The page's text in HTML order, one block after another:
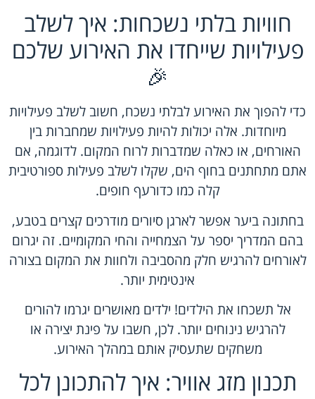
חוויות בלתי נשכחות: איך לשלב
פעילויות שייחדו את האירוע שלכם
🎉
כדי להפוך את האירוע לבלתי נשכח, חשוב לשלב פעילויות
מיוחדות. אלה יכולות להיות פעילויות שמחברות בין
האורחים, או כאלה שמדברות לרוח המקום. לדוגמה, אם
אתם מתחתנים בחוף הים, שקלו לשלב פעילות ספורטיבית
קלה כמו כדורעף חופים.
בחתונה ביער אפשר לארגןסיורים מודרכים קצרים בטבע,
בהם המדריך יספר על הצמחייה והחי המקומיים. זה יגרום
לאורחים להרגיש חלק מהסביבה ולחוות את המקום בצורה
אינטימית יותר.
אל תשכחו את הילדים! ילדים מאושרים יגרמו להורים
להרגיש נינוחים יותר. לכן, חשבו על פינת יצירה או
משחקים שתעסיק אותם במהלך האירוע.
תכנון מזג אוויר: איך להתכונן לכל